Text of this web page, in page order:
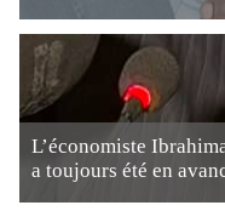
L’économiste
a toujours été en